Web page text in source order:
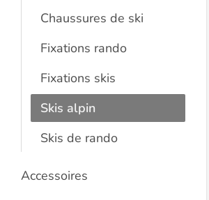
Chaussures de ski
Fixations rando
Fixations skis
Skis alpin
Skis de rando
Accessoires